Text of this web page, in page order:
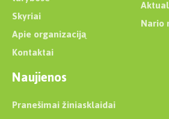
Skyriai
Apie organizaciją
Kontaktai
Nario
Naujienos
Pranešimai žiniasklaidai